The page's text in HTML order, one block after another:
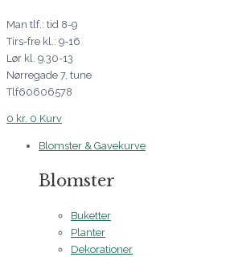
Man tlf.: tid 8-9
Tirs-fre kl.: 9-16
Lør kl. 9.30-13
Nørregade 7, tune
Tlf60606578
0 kr. 0 Kurv
Blomster & Gavekurve
Blomster
Buketter
Planter
Dekorationer